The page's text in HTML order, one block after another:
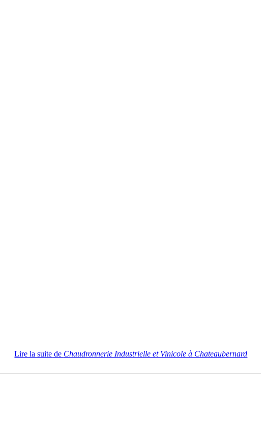
Lire la suite de Chaudronnerie Industrielle et Vinicole à Chateaubernard